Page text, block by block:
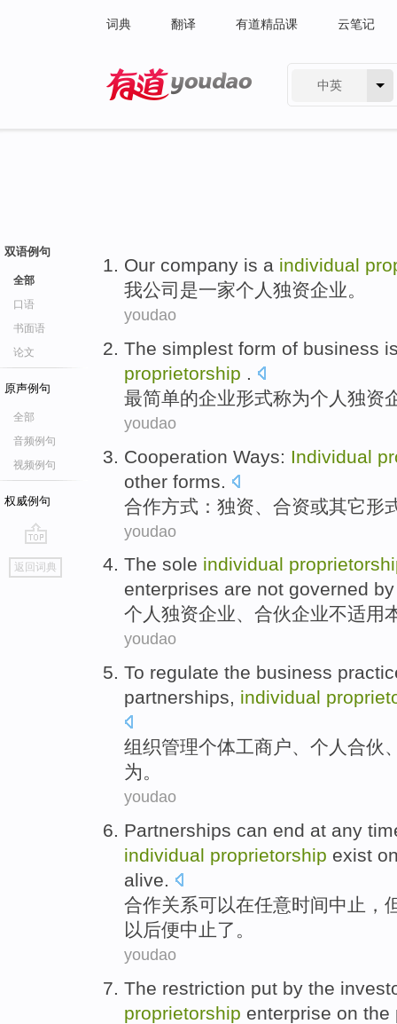
词典 翻译 有道精品课 云笔记
中英
双语例句
全部
口语
书面语
论文
原声例句
全部
音频例句
视频例句
权威例句
go
top
返回词典
Our company is a individual
我公司 是一家个人 独资企业。
youdao
The simplest form of business
proprietorship .
最简单的企业形式称为个人 独资
youdao
Cooperation Ways: Individual
other forms
合作方式 ： 独资 合资或其它形
youdao
The sole individual
enterprises are not governed
个人 独资企业、 合伙企业不适用
youdao
To regulate the business
partnerships, individual
组织管理个体工商户、 个人 合伙
为。
youdao
Partnerships can end at any
individual proprietorship exist
alive.
合作关系可以在任意时间中止 ，
以后便中止了。
youdao
The restriction put by the
proprietorship enterprise on the